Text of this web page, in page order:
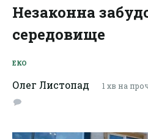
Незаконна
середовище
ЕКО
Олег Листопад 1 хв на